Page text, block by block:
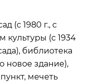
(с 1980 г., с
культуры (с 1934
библиотека
новое здание),
мечеть